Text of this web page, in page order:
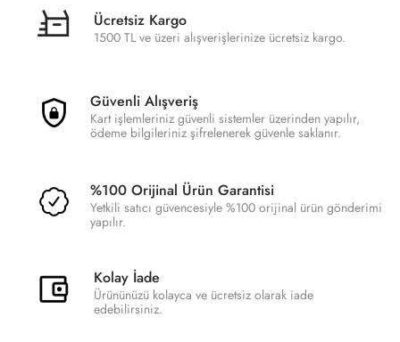
Ücretsiz Kargo
1500 TL ve üzeri alışverişlerinize ücretsiz kargo.
Güvenli Alışveriş
Kart işlemleriniz güvenli sistemler üzerinden yapılır,
ödeme bilgileriniz şifrelenerek güvenle saklanır.
%100 Orijinal Ürün Garantisi
Yetkili satıcı güvencesiyle %100 orijinal ürün gönderimi
yapılır.
Kolay İade
Ürününüzü kolayca ve ücretsiz olarak iade
edebilirsiniz.